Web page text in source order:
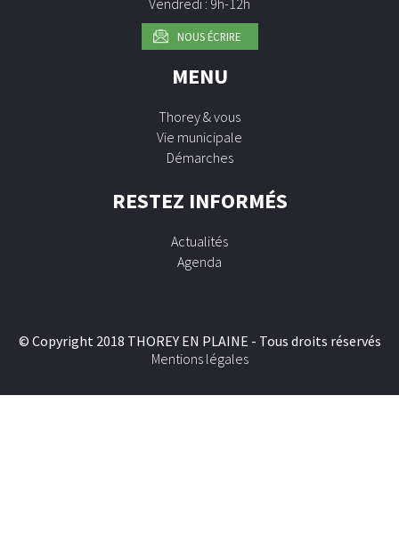
Vendredi : 9h-12h
NOUS ÉCRIRE
MENU
Thorey & vous
Vie municipale
Démarches
RESTEZ INFORMÉS
Actualités
Agenda
© Copyright 2018 THOREY EN PLAINE - Tous droits réservés
Mentions légales